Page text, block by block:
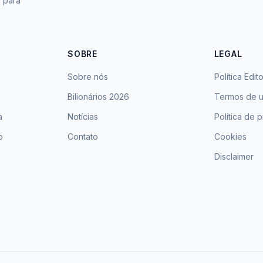
SOBRE
Sobre nós
Bilionários 2026
Notícias
Contato
LEGAL
Política
Termos de
Política de
Cookies
Disclaimer